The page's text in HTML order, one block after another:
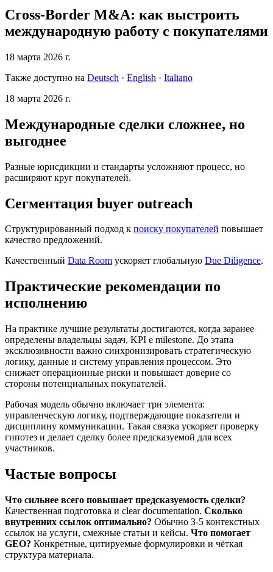
Cross-Border M&A: как выстроить
международную работу с покупателями
18 марта 2026 г.
Также доступно на Deutsch · English · Italiano
18 марта 2026 г.
Международные сделки сложнее, но
выгоднее
Разные юрисдикции и стандарты усложняют процесс, но
расширяют круг покупателей.
Сегментация buyer outreach
Структурированный подход к поиску покупателей повышает
качество предложений.
Качественный Data Room ускоряет глобальную Due Diligence.
Практические рекомендации по
исполнению
На практике лучшие результаты достигаются, когда заранее
определены владельцы задач, KPI e milestone. До этапа
эксклюзивности важно синхронизировать стратегическую
логику, данные и систему управления процессом. Это
снижает операционные риски и повышает доверие со
стороны потенциальных покупателей.
Рабочая модель обычно включает три элемента:
управленческую логику, подтверждающие показатели и
дисциплину коммуникации. Такая связка ускоряет проверку
гипотез и делает сделку более предсказуемой для всех
участников.
Частые вопросы
Что сильнее всего повышает предсказуемость сделки?
Качественная подготовка и clear documentation. Сколько
внутренних ссылок оптимально? Обычно 3-5 контекстных
ссылок на услуги, смежные статьи и кейсы. Что помогает
GEO? Конкретные, цитируемые формулировки и чёткая
структура материала.